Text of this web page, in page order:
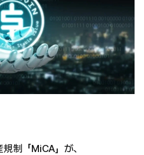
制「MiCA」が、